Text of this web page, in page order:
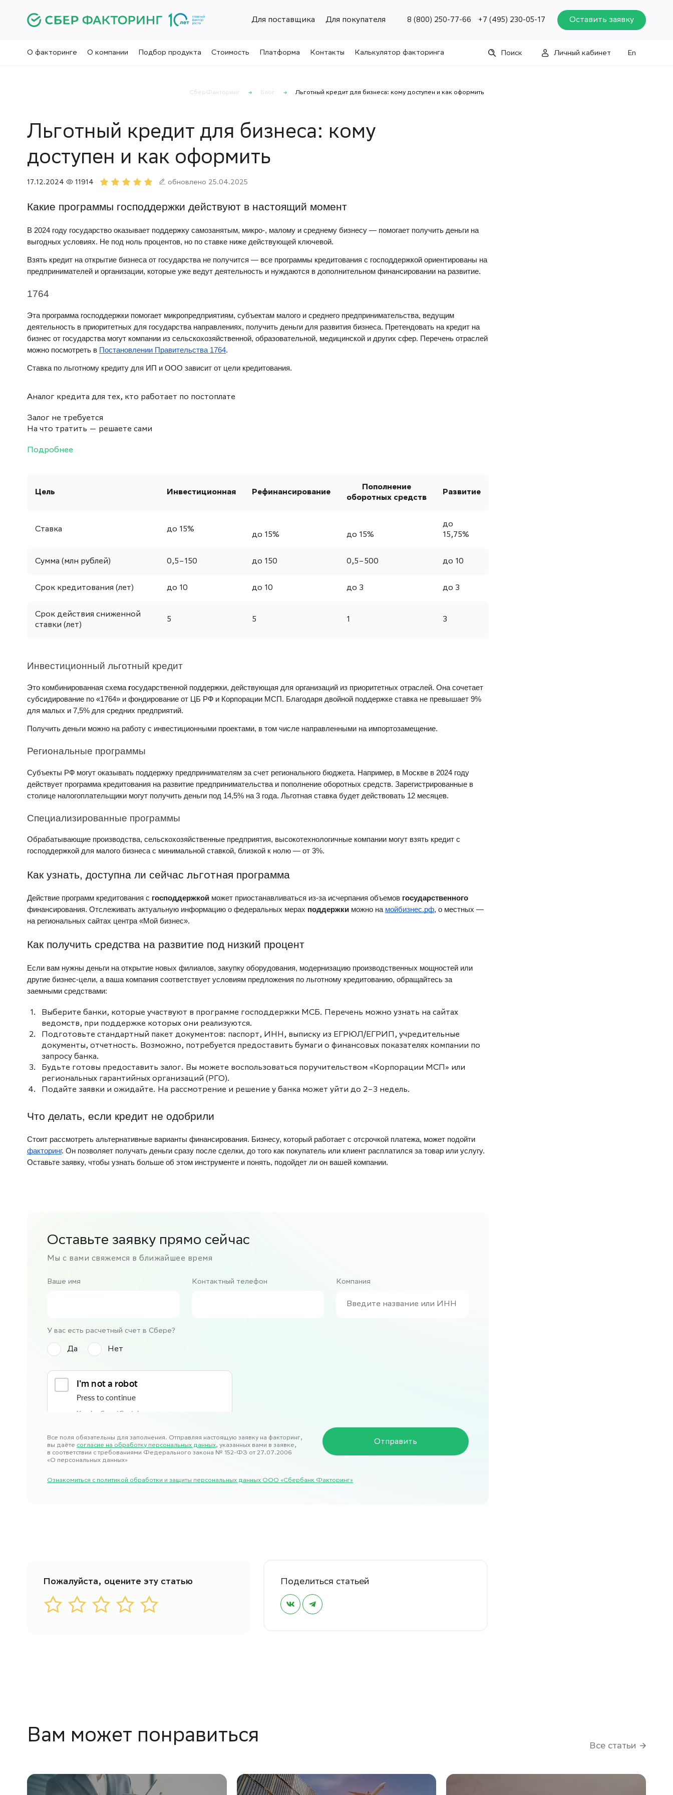
Для поставщика Для покупателя 8 (800) 250-77-66 +7 (495) 230-05-17 Оставить заявку
О факторинге О компании Подбор продукта Стоимость Платформа Контакты Калькулятор факторинга Поиск Личный кабинет En
СберФакторинг Блог Льготный кредит для бизнеса: кому доступен и как оформить
Льготный кредит для бизнеса: кому
доступен и как оформить
17.12.2024 11914 обновлено 25.04.2025
Какие программы господдержки действуют в настоящий момент
В 2024 году государство оказывает поддержку самозанятым, микро-, малому и среднему бизнесу — помогает получить деньги на
выгодных условиях. Не под ноль процентов, но по ставке ниже действующей ключевой.
Взять кредит на открытие бизнеса от государства не получится — все программы кредитования с господдержкой ориентированы на
предпринимателей и организации, которые уже ведут деятельность и нуждаются в дополнительном финансировании на развитие.
1764
Эта программа господдержки помогает микропредприятиям, субъектам малого и среднего предпринимательства, ведущим
деятельность в приоритетных для государства направлениях, получить деньги для развития бизнеса. Претендовать на кредит на
бизнес от государства могут компании из сельскохозяйственной, образовательной, медицинской и других сфер. Перечень отраслей
можно посмотреть в Постановлении Правительства 1764.
Ставка по льготному кредиту для ИП и ООО зависит от цели кредитования.
Аналог кредита для тех, кто работает по постоплате
Залог не требуется
На что тратить — решаете сами
Подробнее
Цель Инвестиционная Рефинансирование
Пополнение
оборотных средств
Развитие
Ставка до 15%
до 15% до 15%
до
15,75%
Сумма (млн рублей) 0,5–150 до 150 0,5–500 до 10
Срок кредитования (лет) до 10 до 10 до 3 до 3
Срок действия сниженной
ставки (лет)
5 5 1 3
Инвестиционный льготный кредит
Это комбинированная схема государственной поддержки, действующая для организаций из приоритетных отраслей. Она сочетает
субсидирование по «1764» и фондирование от ЦБ РФ и Корпорации МСП. Благодаря двойной поддержке ставка не превышает 9%
для малых и 7,5% для средних предприятий.
Получить деньги можно на работу с инвестиционными проектами, в том числе направленными на импортозамещение.
Региональные программы
Субъекты РФ могут оказывать поддержку предпринимателям за счет регионального бюджета. Например, в Москве в 2024 году
действует программа кредитования на развитие предпринимательства и пополнение оборотных средств. Зарегистрированные в
столице налогоплательщики могут получить деньги под 14,5% на 3 года. Льготная ставка будет действовать 12 месяцев.
Специализированные программы
Обрабатывающие производства, сельскохозяйственные предприятия, высокотехнологичные компании могут взять кредит с
господдержкой для малого бизнесас минимальной ставкой, близкой к нолю — от 3%.
Как узнать, доступна ли сейчас льготная программа
Действие программ кредитования с господдержкой может приостанавливаться из-за исчерпания объемов государственного
финансирования. Отслеживать актуальную информацию о федеральных мерах поддержки можно на мойбизнес.рф, о местных —
на региональных сайтах центра «Мой бизнес».
Как получить средства на развитие под низкий процент
Если вам нужны деньги на открытие новых филиалов, закупку оборудования, модернизацию производственных мощностей или
другие бизнес-цели, а ваша компания соответствует условиям предложения по льготному кредитованию, обращайтесь за
заемными средствами:
Выберите банки, которые участвуют в программе господдержки МСБ. Перечень можно узнать на сайтах
ведомств, при поддержке которых они реализуются.
Подготовьте стандартный пакет документов: паспорт, ИНН, выписку из ЕГРЮЛ/ЕГРИП, учредительные
документы, отчетность. Возможно, потребуется предоставить бумаги о финансовых показателях компании по
запросу банка.
Будьте готовы предоставить залог. Вы можете воспользоваться поручительством «Корпорации МСП» или
региональных гарантийных организаций (РГО).
Подайте заявки и ожидайте. На рассмотрение и решение у банка может уйти до 2–3 недель.
Что делать, если кредит не одобрили
Стоит рассмотреть альтернативные варианты финансирования. Бизнесу, который работает с отсрочкой платежа, может подойти
факторинг. Он позволяет получать деньги сразу после сделки, до того как покупатель или клиент расплатился за товар или услугу.
Оставьте заявку, чтобы узнать больше об этом инструменте и понять, подойдет ли он вашей компании.
Оставьте заявку прямо сейчас
Мы с вами свяжемся в ближайшее время
Ваше имя Контактный телефон Компания
У вас есть расчетный счет в Сбере?
Да Нет
Все поля обязательны для заполнения. Отправляя настоящую заявку на факторинг,
вы даёте согласие на обработку персональных данных, указанных вами в заявке,
в соответствии с требованиями Федерального закона № 152-ФЗ от 27.07.2006
«О персональных данных»
Ознакомиться с политикой обработки и защиты персональных данных ООО «Сбербанк Факторинг»
Пожалуйста, оцените эту статью Поделиться статьей
Вам может понравиться Все статьи